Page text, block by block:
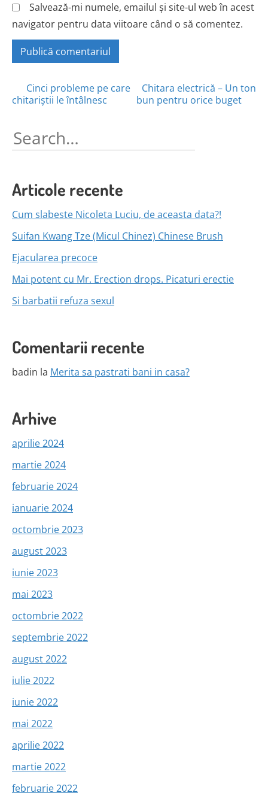
Salvează-mi numele, emailul și site-ul web în acest
navigator pentru data viitoare când o să comentez.
Posts
Cinci probleme pe care
chitariștii le întâlnesc
Chitara electrică – Un ton
bun pentru orice buget
Search
for:
Articole recente
Cum slabeste Nicoleta Luciu, de aceasta data?!
Suifan Kwang Tze (Micul Chinez) Chinese Brush
Ejacularea precoce
Mai potent cu Mr. Erection drops. Picaturi erectie
Si barbatii refuza sexul
Comentarii recente
badin la Merita sa pastrati bani in casa?
Arhive
aprilie 2024
martie 2024
februarie 2024
ianuarie 2024
octombrie 2023
august 2023
iunie 2023
mai 2023
octombrie 2022
septembrie 2022
august 2022
iulie 2022
iunie 2022
mai 2022
aprilie 2022
martie 2022
februarie 2022